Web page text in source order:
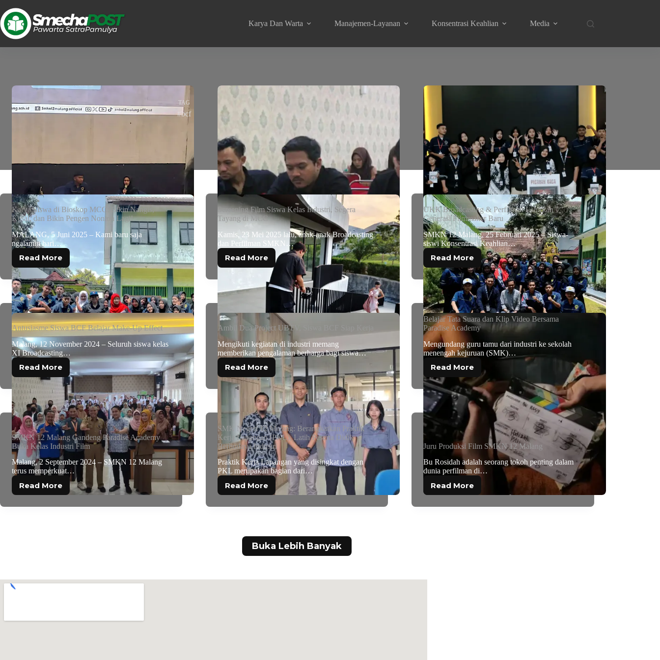
Karya Dan Warta Manajemen-Layanan Konsentrasi Keahlian Media
TAG
#bcf
Karya Siswa di Bioskop MCC: Bikin Nangis,
Kesal, dan Bikin Pengen Nonton Lagi!
MALANG, 5 Juni 2025 – Kami baru saja
ngalamin hari…
Read More
Screening Film Siswa Kelas Industri, Segera
Tayang di MCC
Kamis, 23 Mei 2025 lalu, anak-anak Broadcasting
dan Perfilman SMKN…
Read More
UKK Broadcasting & Perfilman Lahirkan
Generasi Filmmaker Baru
SMKN 12 Malang, 25 Februari 2025 – Siswa-
siswi Konsentrasi Keahlian…
Read More
Antusiasme Siswa BCF Belajar Make-Up Effect
Malang, 12 November 2024 – Seluruh siswa kelas
XI Broadcasting…
Read More
Ambil Dua Project UBTV, Siswa BCF Siap Kerja
Mengikuti kegiatan di industri memang
memberikan pengalaman berharga bagi siswa…
Read More
Belajar Tata Suara dan Klip Video Bersama
Paradise Academy
Mengundang guru tamu dari industri ke sekolah
menengah kejuruan (SMK)…
Read More
SMKN 12 Malang Gandeng Paradise Academy
Buka Kelas Industri Film
Malang, 2 September 2024 – SMKN 12 Malang
terus memperkuat…
Read More
SMK Negeri 12 Malang: Berangkatkan Praktik
Kerja Lapangan (PKL), Latih Peserta Didik
Berbudaya Industri
Praktik Kerja Lapangan yang disingkat dengan
PKL merupakan bagian dari…
Read More
Juru Produksi Film SMKN 12 Malang
Bu Rosidah adalah seorang tokoh penting dalam
dunia perfilman di…
Read More
Buka Lebih Banyak